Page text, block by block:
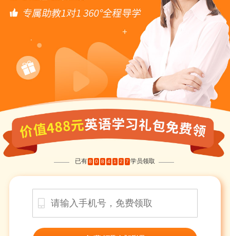
已有 8 0 8 4 1 2 7 学员领取